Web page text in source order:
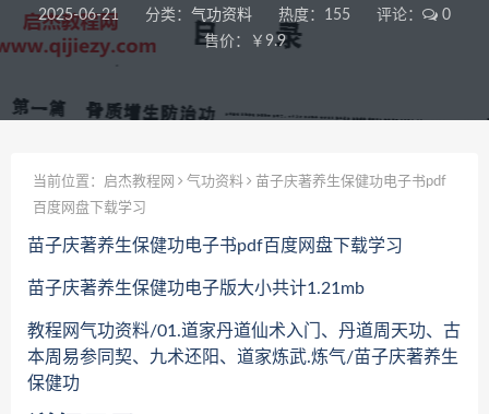
2025-06-21 分类： 气功资料 热度：155 评论：
0
售价：￥9.9
当前位置： 启杰教程网 气功资料
苗子庆著养生保健功电子书pdf
百度网盘下载学习
苗子庆著养生保健功电子书pdf百度网盘下载学习
苗子庆著养生保健功电子版大小共计1.21mb
教程网气功资料/01.道家丹道仙术入门、丹道周天功、古
本周易参同契、九术还阳、道家炼武.炼气/苗子庆著养生
保健功